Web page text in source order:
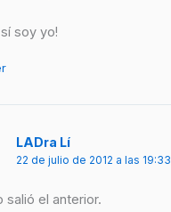
soy yo!
LADra Lí
22 de julio de 2012 a las 19:33
salió el anterior.